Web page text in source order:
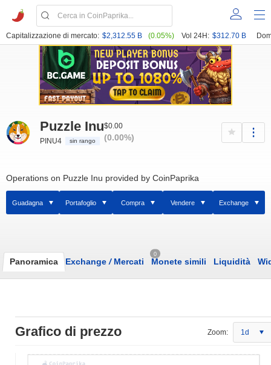
Capitalizzazione di mercato: $2,312.55 B (0.05%) Vol 24H: $312.70 B
Puzzle Inu
PINU4 sin rango
$0.00
(0.00%)
Operations on Puzzle Inu provided by CoinPaprika
Guadagna Portafoglio Compra Vendere Exchange
Panoramica Exchange /Mercati
0
Monete simili Liquidità
Grafico di prezzo Zoom: 1d